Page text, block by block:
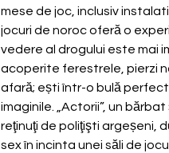
mese de joc, inclusiv
jocuri de noroc oferă o
vedere al drogului este mai
acoperite ferestrele, pierzi
afară; ești într-o bulă perfect
imaginile. „Actorii”, un
reţinuţi de poliţişti argeșeni,
sex în incinta unei săli de